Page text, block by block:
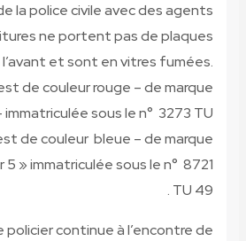
de deux voitures de la police civile
civils, ces 2 voitures ne portent
minéralogiques à l’avant et sont en
La première est de couleur
« Peugeot 205 » – immatriculée sous
47 et la seconde est de couleur
«Renault Super 5 » immatriculée
Ainsi donc, le siège policier continue